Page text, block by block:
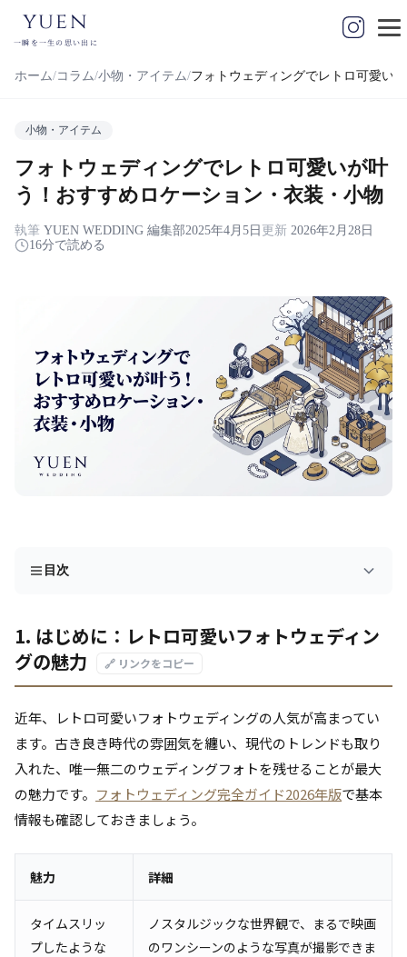
yuen
一瞬を一生の思い出に
ホーム コラム 小物・アイテム フォトウェディングでレトロ可愛い
小物・アイテム
フォトウェディングでレトロ可愛いが叶
う！おすすめロケーション・衣装・小物
執筆 YUEN WEDDING 編集部2025年4月5日 更新 2026年2月28日
16分で読める
目次
1. はじめに：レトロ可愛いフォトウェディン
グの魅力
🔗 リンクをコピー
近年、レトロ可愛いフォトウェディングの人気が高まってい
ます。古き良き時代の雰囲気を纏い、現代のトレンドも取り
入れた、唯一無二のウェディングフォトを残せることが最大
の魅力です。 フォトウェディング完全ガイド2026年版で基本
情報も確認しておきましょう。
魅力 詳細
タイムスリッ
プしたような
ノスタルジックな世界観で、まるで映画
のワンシーンのような写真が撮影できま